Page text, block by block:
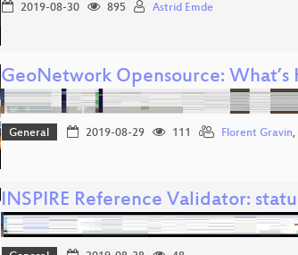
2019-08-30 895 Astrid Emde
GeoNetwork Opensource:
General 2019-08-29 111 Florent Gravin,
INSPIRE Reference Validator: